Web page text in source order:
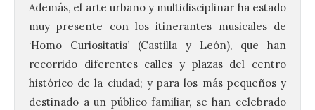
Además, el arte urbano y multidisciplinar ha estado
muy presente con los itinerantes musicales de
‘Homo Curiositatis’ (Castilla y León), que han
recorrido diferentes calles y plazas del centro
histórico de la ciudad; y para los más pequeños y
destinado a un público familiar, se han celebrado